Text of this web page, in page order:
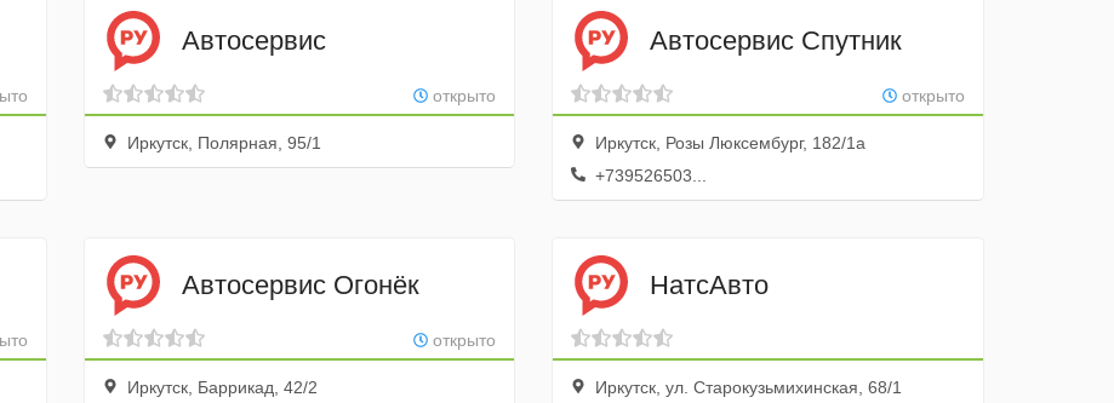
Автосервис
открыто
Иркутск, Полярная, 95/1
Автосервис Спутник
открыто
Иркутск, Розы Люксембург, 182/1а
+739526503...
Автосервис Огонёк
открыто
Иркутск, Баррикад, 42/2
НатсАвто
Иркутск, ул. Старокузьмихинская, 68/1